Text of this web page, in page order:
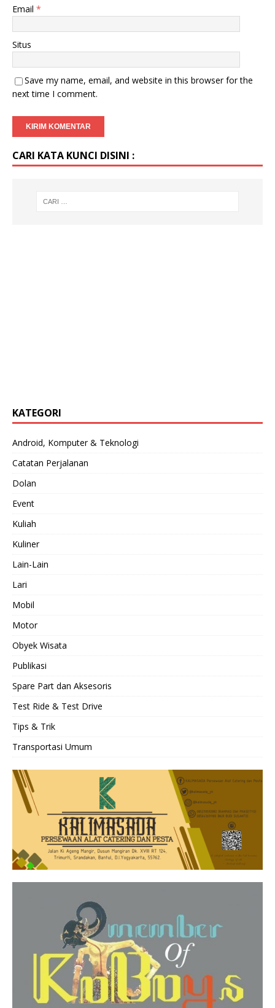
Email *
Situs
Save my name, email, and website in this browser for the
next time I comment.
CARI KATA KUNCI DISINI :
KATEGORI
Android, Komputer & Teknologi
Catatan Perjalanan
Dolan
Event
Kuliah
Kuliner
Lain-Lain
Lari
Mobil
Motor
Obyek Wisata
Publikasi
Spare Part dan Aksesoris
Test Ride & Test Drive
Tips & Trik
Transportasi Umum